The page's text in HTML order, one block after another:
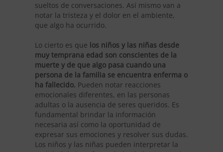
sueltos de conversaciones. Así mismo van a
notar la tristeza y el dolor en el ambiente,
que algo ha ocurrido.
Lo cierto es que los niños y las niñas desde
muy temprana edad son conscientes de la
muerte y de que algo pasa cuando una
persona de la familia se encuentra enferma o
ha fallecido. Pueden notar reacciones
emocionales diferentes, en las personas
adultas o la ausencia de seres queridos. Es
fundamental brindar la información
necesaria así como la oportunidad de
expresar sus emociones y resolver sus dudas.
Los niños y las niñas pueden interpretar la